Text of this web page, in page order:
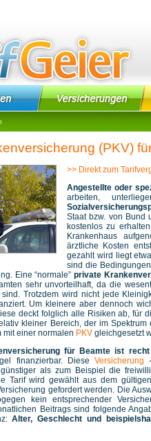
(PKV)
>> Direkt zum
Angestellte oder
arbeiten,
Staat bzw. von Bund
kostenlos zu
Krankenhaus
ärztliche Kosten
gezahlt wird liegt
sind die
Eine “normale”private
sehr unvorteilhaft, da die
sind. Trotzdem wird nicht jede
Um kleinere aber dennoch
deckt folglich alle Risiken ab, für
kleiner Bereich, der im Spektrum
mit einer normalen PKV gleichgesetzt
für Beamte ist recht
finanzierbar. Diese Versicherung
als zum Beispiel die
Tarif wird gewählt aus dem
gefordert werden. Die
kein entsprechender
Beitrags sind folgende
Alter, Geschlecht und